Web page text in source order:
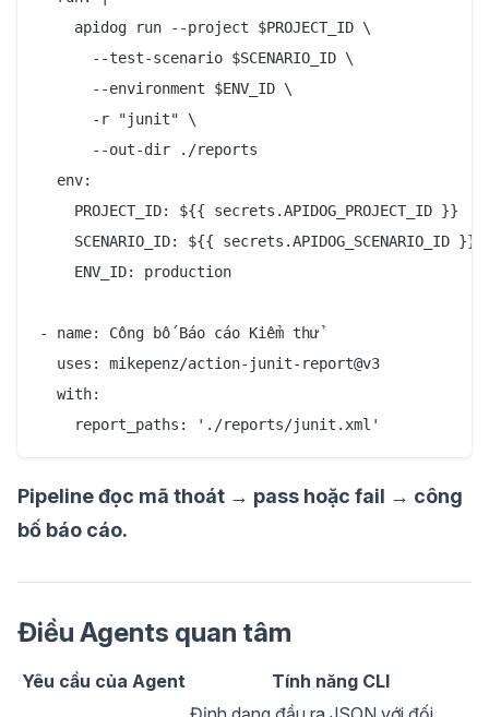
    apidog run --project $PROJECT_ID \
      --test-scenario $SCENARIO_ID \
      --environment $ENV_ID \
      -r "junit" \
      --out-dir ./reports
  env:
    PROJECT_ID: ${{ secrets.APIDOG_PROJECT_ID }}
    SCENARIO_ID: ${{ secrets.APIDOG_SCENARIO_ID }}
    ENV_ID: production
- name: Công bố Báo cáo Kiểm thử
  uses: mikepenz/action-junit-report@v3
  with:
    report_paths: './reports/junit.xml'
Pipeline đọc mã thoát → pass hoặc fail → công
bố báo cáo.
Điều Agents quan tâm
Yêu cầu của Agent
Tính năng CLI